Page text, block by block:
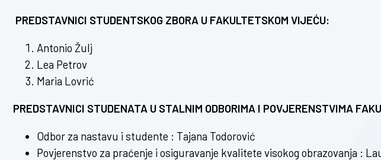
PREDSTAVNICI STUDENTSKOG ZBORA U FAKULTETSKOM VIJEĆU:
Antonio Žulj
Lea Petrov
Maria Lovrić
PREDSTAVNICI STUDENATA U STALNIM ODBORIMA I POVJERENSTVIMA
Odbor za nastavu i studente : Tajana Todorović
Povjerenstvo za praćenje i osiguravanje kvalitete visokog obrazovanja :